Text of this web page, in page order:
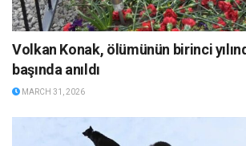
Volkan Konak, ölümünün birinci
başında anıldı
MARCH 31, 2026